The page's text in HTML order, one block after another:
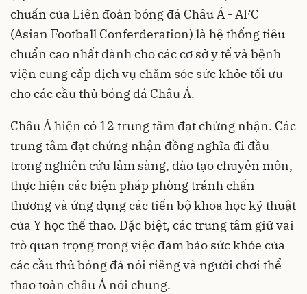
chuẩn của Liên đoàn bóng đá Châu Á - AFC
(Asian Football Conferderation) là hệ thống tiêu
chuẩn cao nhất dành cho các cơ sở y tế và bệnh
viện cung cấp dịch vụ chăm sóc sức khỏe tối ưu
cho các cầu thủ bóng đá Châu Á.
Châu Á hiện có 12 trung tâm đạt chứng nhận. Các
trung tâm đạt chứng nhận đồng nghĩa đi đầu
trong nghiên cứu lâm sàng, đào tạo chuyên môn,
thực hiện các biện pháp phòng tránh chấn
thương và ứng dụng các tiến bộ khoa học kỹ thuật
của Y học thể thao. Đặc biệt, các trung tâm giữ vai
trò quan trọng trong việc đảm bảo sức khỏe của
các cầu thủ bóng đá nói riêng và người chơi thể
thao toàn châu Á nói chung.